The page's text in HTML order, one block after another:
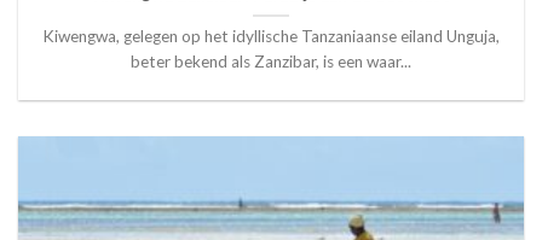
Kiwengwa, gelegen op het idyllische Tanzaniaanse eiland Unguja,
beter bekend als Zanzibar, is een waar...